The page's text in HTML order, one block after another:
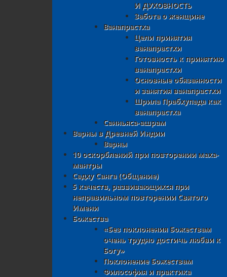
И ДУХОВНОСТЬ
Забота о женщине
Ванапрастха
Цели принятия
ванапрастхи
Готовность к принятию
ванапрастхи
Основные обязанности
и занятия ванапрастхи
Шрила Прабхупада как
ванапрастха
Санньяса-ашрам
Варны в Древней Индии
Варны
10 оскорблений при повторении маха-
мантры
Садху Санга (Общение)
5 качеств, развивающихся при
неправильном повторении Святого
Имени
Божества
«Без поклонения Божествам
очень трудно достичь любви к
Богу»
Поклонение Божествам
Философия и практика